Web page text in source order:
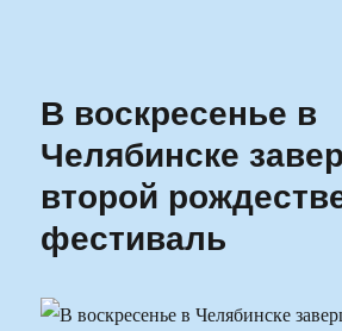
Ильменский
В воскресенье в
Челябинске
второй
фестиваль